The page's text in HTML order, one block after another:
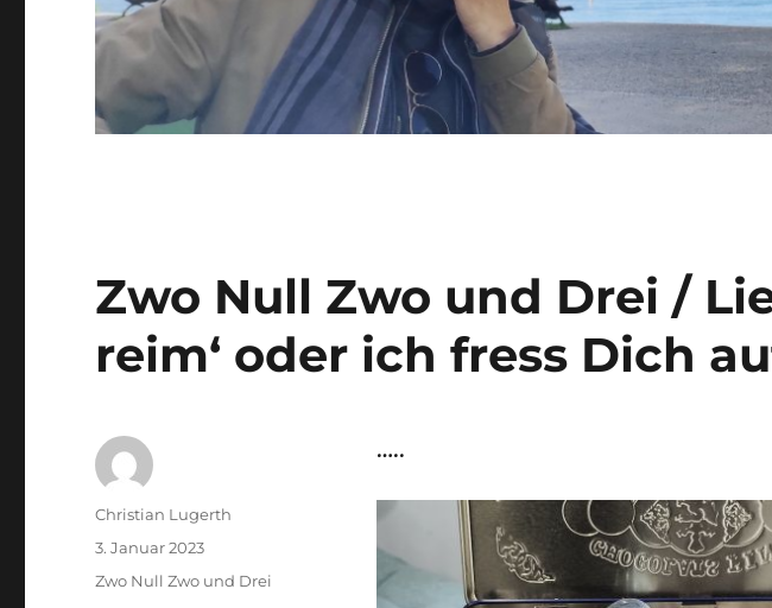
Zwo Null Zwo und Drei /
reim‘ oder ich fress Dich
…..
Autor
Christian Lugerth
Veröffentlicht
3. Januar 2023
Kategorien
Zwo Null Zwo und Drei